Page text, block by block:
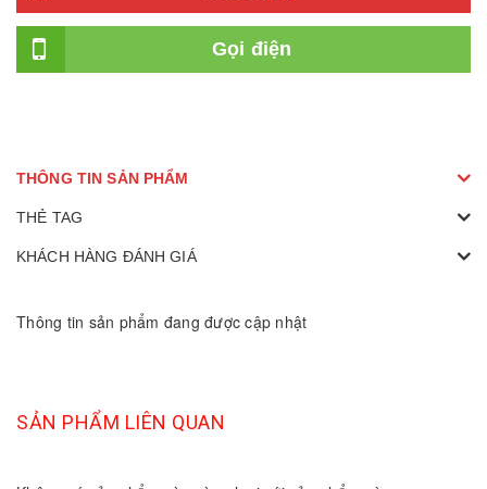
Gọi điện
THÔNG TIN SẢN PHẨM
THẺ TAG
KHÁCH HÀNG ĐÁNH GIÁ
Thông tin sản phẩm đang được cập nhật
SẢN PHẨM LIÊN QUAN